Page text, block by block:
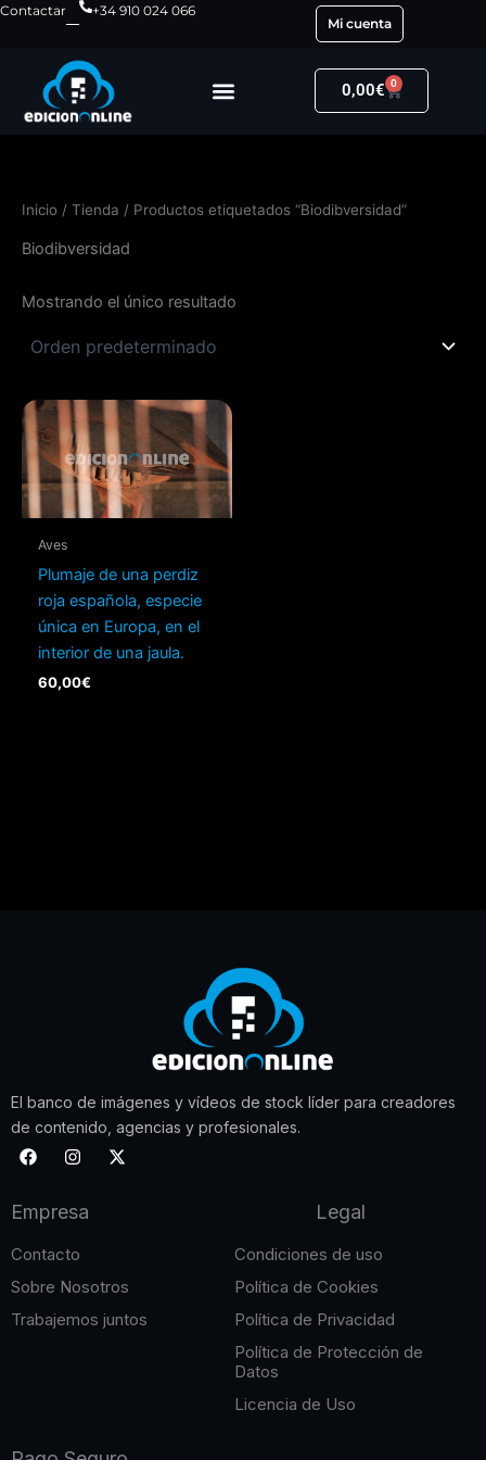
Ir
contenido
Contactar
+34 910 024 066
Mi cuenta
0,00€ 0
Carrito
Inicio / Tienda / Productos etiquetados “Biodibversidad”
Biodibversidad
Mostrando el único resultado
Aves
Plumaje de una perdiz
roja española, especie
única en Europa, en el
interior de una jaula.
60,00€
El banco de imágenes y vídeos de stock líder para creadores
de contenido, agencias y profesionales.
F
a
b
o
I
n
a
r
m
X
-
r
Empresa
Contacto
Sobre Nosotros
Trabajemos juntos
Legal
Condiciones de uso
Política de Cookies
Política de Privacidad
Política de Protección de
Datos
Licencia de Uso